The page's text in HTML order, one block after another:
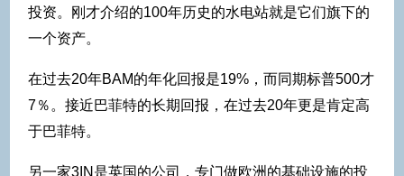
投资。刚才介绍的100年历史的水电站就是它们旗下的
一个资产。
在过去20年BAM的年化回报是19%，而同期标普500才
7％。接近巴菲特的长期回报，在过去20年更是肯定高
于巴菲特。
另一家3IN是英国的公司，专门做欧洲的基础设施的投